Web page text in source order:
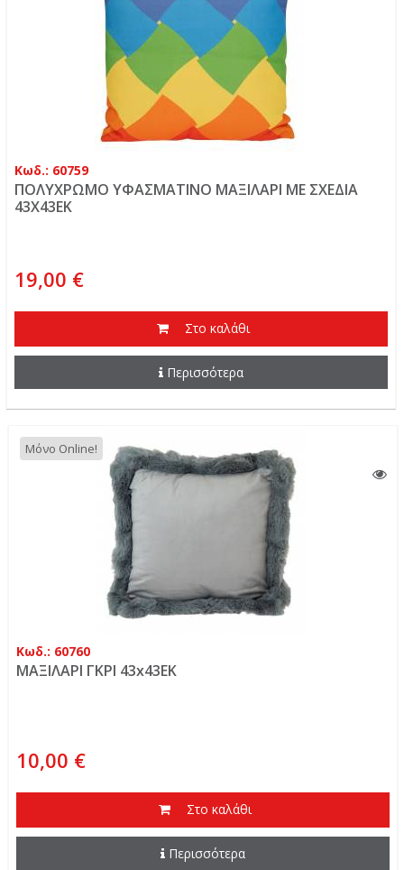
Κωδ.: 60759
ΠΟΛΥΧΡΩΜΟ ΥΦΑΣΜΑΤΙΝΟ ΜΑΞΙΛΑΡΙ ΜΕ ΣΧΕΔΙΑ
43Χ43ΕΚ
19,00 €
Στο καλάθι
Περισσότερα
Μόνο Online!
Κωδ.: 60760
ΜΑΞΙΛΑΡΙ ΓΚΡΙ 43x43EK
10,00 €
Στο καλάθι
Περισσότερα